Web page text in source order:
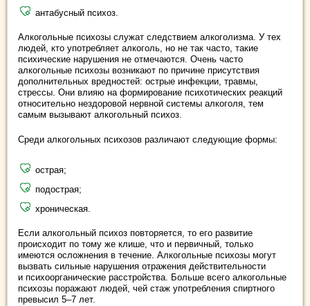
антабусный психоз.
Алкогольные психозы служат следствием алкоголизма. У тех
людей, кто употребляет алкоголь, но не так часто, такие
психические нарушения не отмечаются. Очень часто
алкогольные психозы возникают по причине присутствия
дополнительных вредностей: острые инфекции, травмы,
стрессы. Они влияю на формирование психотических реакций
относительно нездоровой нервной системы алкоголя, тем
самым вызывают алкогольный психоз.
Среди алкогольных психозов различают следующие формы:
острая;
подострая;
хроническая.
Если алкогольный психоз повторяется, то его развитие
происходит по тому же клише, что и первичный, только
имеются осложнения в течение. Алкогольные психозы могут
вызвать сильные нарушения отражения действительности
и психоорганические расстройства. Больше всего алкогольные
психозы поражают людей, чей стаж употребления спиртного
превысил 5–7 лет.